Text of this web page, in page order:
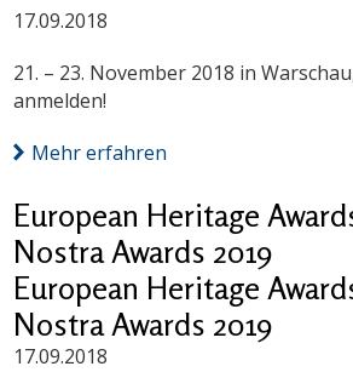
17.09.2018
21. – 23. November 2018 in
anmelden!
Mehr erfahren
European Heritage
Nostra Awards 2019
European Heritage
Nostra Awards 2019
17.09.2018